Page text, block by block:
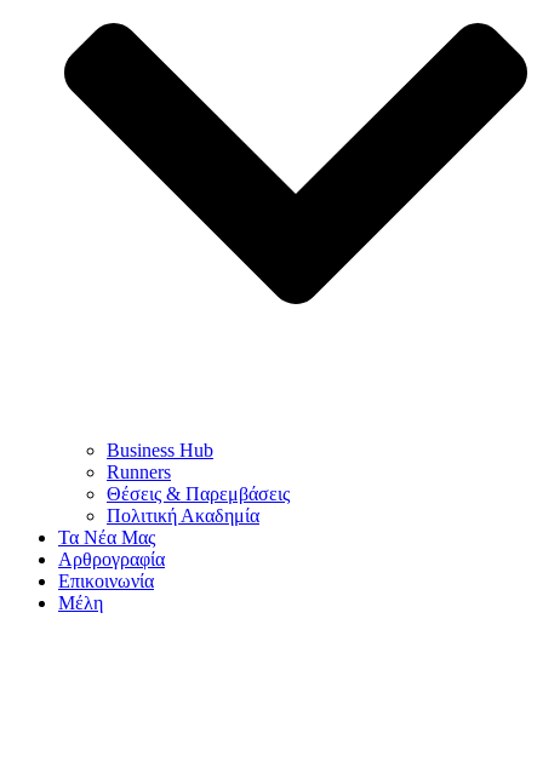
Business Hub
Runners
Θέσεις & Παρεμβάσεις
Πολιτική Ακαδημία
Τα Νέα Μας
Αρθρογραφία
Επικοινωνία
Μέλη